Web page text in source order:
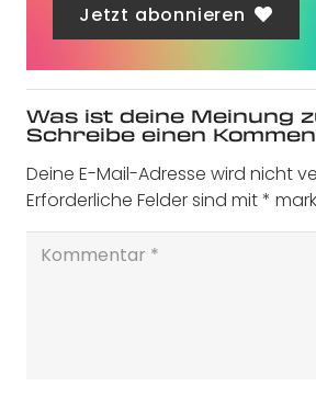
Jetzt abonnieren
Was ist deine Meinung
Schreibe einen
Deine E-Mail-Adresse wird nicht
Erforderliche Felder sind mit*